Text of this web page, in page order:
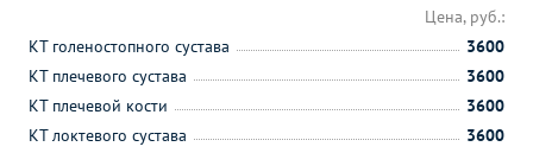
Цена, руб.:
КТ голеностопного сустава
3600
КТ плечевого сустава
3600
КТ плечевой кости
3600
КТ локтевого сустава
3600